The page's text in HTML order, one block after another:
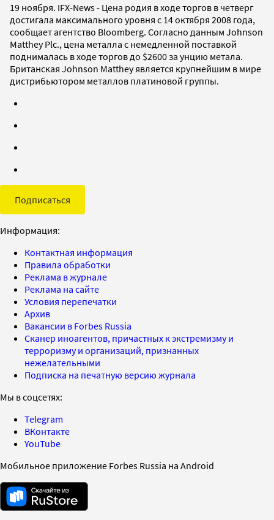
19 ноября. IFX-News - Цена родия в ходе торгов в четверг
достигала максимального уровня с 14 октября 2008 года,
сообщает агентство Bloomberg. Согласно данным Johnson
Matthey Plc., цена металла с немедленной поставкой
поднималась в ходе торгов до $2600 за унцию метала.
Британская Johnson Matthey является крупнейшим в мире
дистрибьютором металлов платиновой группы.
Подписаться
Информация:
Контактная информация
Правила обработки
Реклама в журнале
Реклама на сайте
Условия перепечатки
Архив
Вакансии в Forbes Russia
Сканер иноагентов, причастных к экстремизму и
терроризму и организаций, признанных
нежелательными
Подписка на печатную версию журнала
Мы в соцсетях:
Telegram
ВКонтакте
YouTube
Мобильное приложение Forbes Russia на Android